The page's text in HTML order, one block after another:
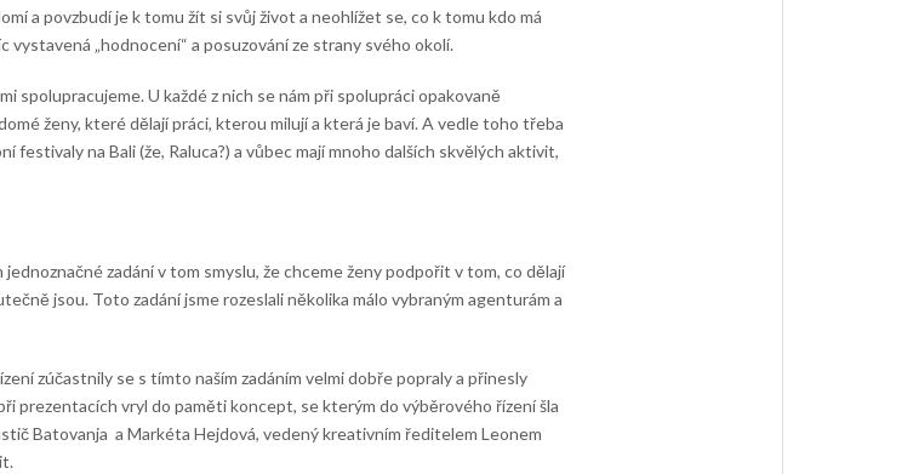
a povzbudí je k tomu žít si svůj život a neohlížet se, co k tomu kdo má
„hodnocení“ a posuzování ze strany svého okolí.
spolupracujeme. U každé z nich se nám při spolupráci opakovaně
ženy, které dělají práci, kterou milují a která je baví. A vedle toho třeba
festivaly na Bali (že, Raluca?) a vůbec mají mnoho dalších skvělých aktivit,
zadání v tom smyslu, že chceme ženy podpořit v tom, co dělají
jsou. Toto zadání jsme rozeslali několika málo vybraným agenturám a
zúčastnily se s tímto naším zadáním velmi dobře popraly a přinesly
prezentacích vryl do paměti koncept, se kterým do výběrového řízení šla
Batovanja a Markéta Hejdová, vedený kreativním ředitelem Leonem